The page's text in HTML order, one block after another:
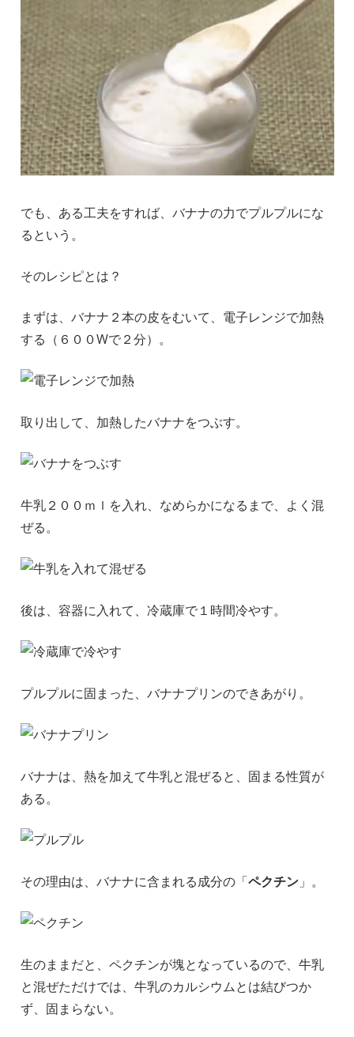
でも、ある工夫をすれば、バナナの力でプルプルにな
るという。
そのレシピとは？
まずは、バナナ２本の皮をむいて、電子レンジで加熱
する（６００Wで２分）。
取り出して、加熱したバナナをつぶす。
牛乳２００ｍｌを入れ、なめらかになるまで、よく混
ぜる。
後は、容器に入れて、冷蔵庫で１時間冷やす。
プルプルに固まった、バナナプリンのできあがり。
バナナは、熱を加えて牛乳と混ぜると、固まる性質が
ある。
その理由は、バナナに含まれる成分の「ペクチン」。
生のままだと、ペクチンが塊となっているので、牛乳
と混ぜただけでは、牛乳のカルシウムとは結びつか
ず、固まらない。